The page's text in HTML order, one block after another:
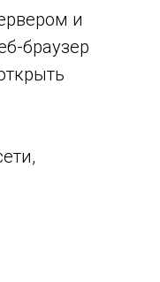
и
браузер